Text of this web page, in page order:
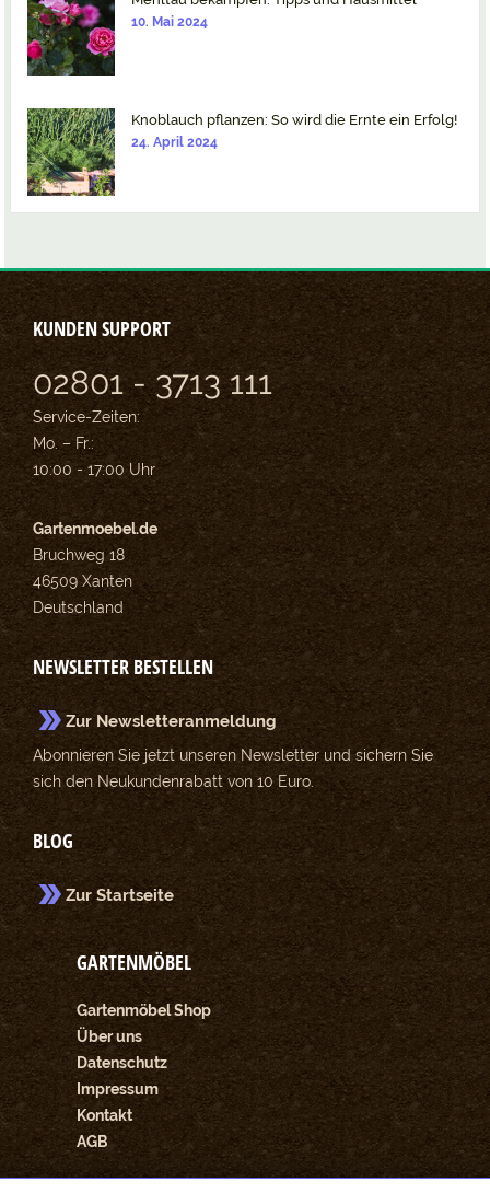
10. Mai 2024
Knoblauch pflanzen: So wird die Ernte ein Erfolg!
24. April 2024
KUNDEN SUPPORT
02801 - 3713 111
Service-Zeiten:
Mo. – Fr.:
10:00 - 17:00 Uhr
Gartenmoebel.de
Bruchweg 18
46509 Xanten
Deutschland
NEWSLETTER BESTELLEN
Zur Newsletteranmeldung
Abonnieren Sie jetzt unseren Newsletter und sichern Sie
sich den Neukundenrabatt von 10 Euro.
BLOG
Zur Startseite
GARTENMÖBEL
Gartenmöbel Shop
Über uns
Datenschutz
Impressum
Kontakt
AGB